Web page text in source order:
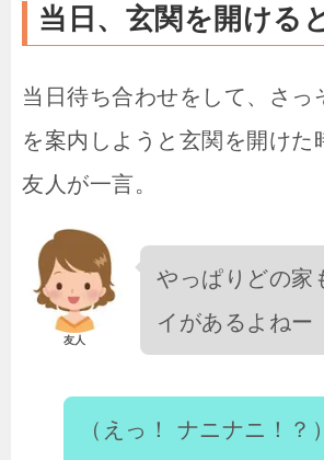
当日、玄関を開ける
当日待ち合わせをして、さっ
を案内しようと玄関を開けた
友人が一言。
友人
やっぱりどの家
イがあるよねー
（えっ！ ナニナニ！？）